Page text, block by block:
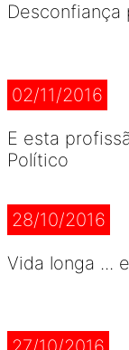
Desconfiança
02/11/2016
E esta
Político
28/10/2016
Vida longa ...